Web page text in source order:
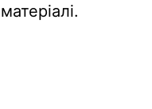
матеріалі.